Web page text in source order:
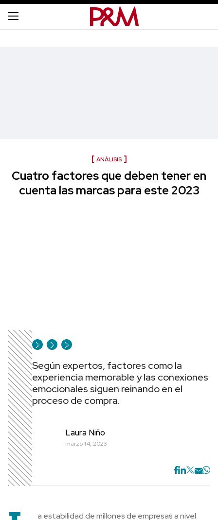
ANÁLISIS
Cuatro factores que deben tener en
cuenta las marcas para este 2023
Según expertos, factores como la
experiencia memorable y las conexiones
emocionales siguen reinando en el
proceso de compra.
Laura Niño
marzo 14, 2023
a estabilidad de millones de empresas a nivel